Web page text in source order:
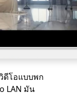
ดีโอแบบพก
LAN มัน